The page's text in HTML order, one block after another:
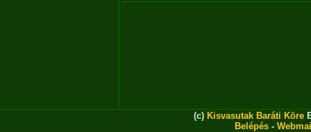
(c) Kisvasutak Baráti Köre
Belépés -